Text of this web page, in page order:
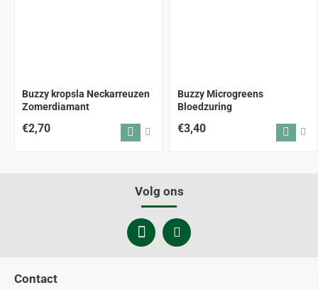
Buzzy kropsla Neckarreuzen
Zomerdiamant
€2,70
Buzzy Microgreens
Bloedzuring
€3,40
Volg ons
Contact